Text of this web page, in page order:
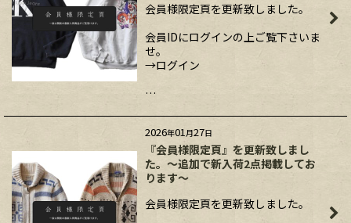
会員様限定頁を更新致しました。
会員IDにログインの上ご覧下さいま
せ。
→ログイン
…
2026年01月27日
『会員様限定頁』を更新致しまし
た。～追加で新入荷2点掲載してお
ります～
会員様限定頁を更新致しました。